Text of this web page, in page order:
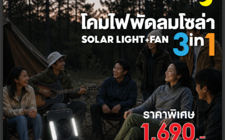
เซอร์กิตเบรกเกอร์
สวิตช์ไฟฟ้าแบบอัตโนมัติที่ถูกออกแบบมาเพื่อป้องกันเหตุไฟฟ้าเกิดความเสีย
หายจากกระแสไฟส่วนเกิน โดยการทำงานพื้นฐานของเบรกเกอร์จะทำหน้าที่ตัด
กระแสไฟฟ้าหลังจากตรวจพบความผิดปกติในวงจร และเมื่อตัดกระแสไฟฟ้าใน
วงจรไปแล้ว จะสามารถปิดหรือต่อวงจรใหม่ได้ทันทีหลังแก้ปัญหา
ประเภทของเบรกเกอร์ที่ใช้บ้าน
สามารถแบ่งแยกเบรกเกอร์ได้ตามประเภทพิกัดแรงดันไฟฟ้า ได้ 3 ประเภทหลัก
ได้แก่ Low Voltage, Medium Voltage และ High Voltage โดยประเภทที่นิยม
ใช้ในที่พักอาศัยและอาคารมักจะเป็นแบบ Low Voltage ที่ประกอบไปด้วย
Miniature Circuit Breakers (MCBs)